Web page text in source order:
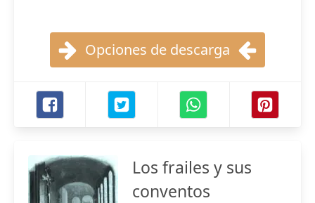
Opciones de descarga
Los frailes y sus
conventos